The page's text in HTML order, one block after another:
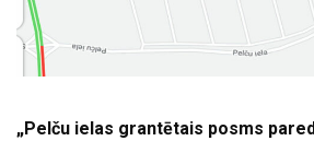
„Pelču ielas grantētais posms